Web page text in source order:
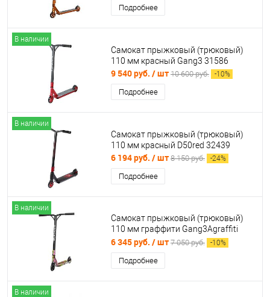
Подробнее
В наличии
Самокат прыжковый (трюковый)
110 мм красный Gang3 31586
9 540 руб. / шт 10 600 руб. -10%
Подробнее
В наличии
Самокат прыжковый (трюковый)
110 мм красный D50red 32439
6 194 руб. / шт 8 150 руб. -24%
Подробнее
В наличии
Самокат прыжковый (трюковый)
110 мм граффити Gang3Agraffiti
31803 Тойз
6 345 руб. / шт 7 050 руб. -10%
Подробнее
В наличии